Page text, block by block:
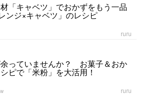
「キャベツ」でおかずをもう一品
ジ×キャベツ」のレシピ
ruru
っていませんか？ お菓子＆おか
ピで「米粉」を大活用！
ruru